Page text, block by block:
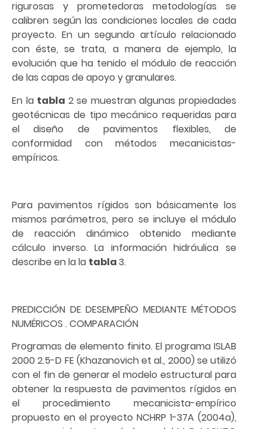
rigurosas y prometedoras metodologías se
calibren según las condiciones locales de cada
proyecto. En un segundo artículo relacionado
con éste, se trata, a manera de ejemplo, la
evolución que ha tenido el módulo de reacción
de las capas de apoyo y granulares.
En la tabla 2 se muestran algunas propiedades
geotécnicas de tipo mecánico requeridas para
el diseño de pavimentos flexibles, de
conformidad con métodos mecanicistas-
empíricos.
Para pavimentos rígidos son básicamente los
mismos parámetros, pero se incluye el módulo
de reacción dinámico obtenido mediante
cálculo inverso. La información hidráulica se
describe en la la tabla3.
PREDICCIÓN DE DESEMPEÑO MEDIANTE MÉTODOS
NUMÉRICOS . COMPARACIÓN
Programas de elemento finito. El programa ISLAB
2000 2.5-D FE (Khazanovich et al., 2000) se utilizó
con el fin de generar el modelo estructural para
obtener la respuesta de pavimentos rígidos en
el procedimiento mecanicista-empírico
propuesto en el proyecto NCHRP 1-37A (2004a),